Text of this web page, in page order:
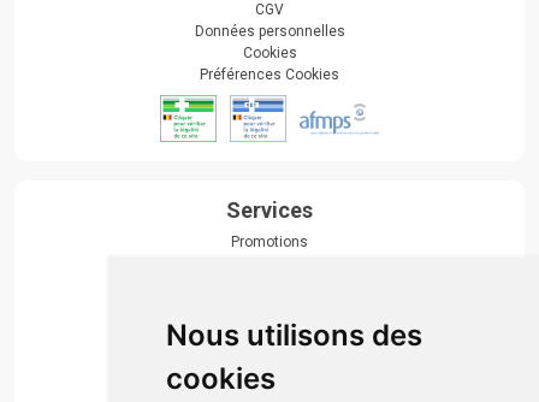
Nous utilisons des
cookies
CGV
Données personnelles
Cookies
Préférences Cookies
Services
Promotions
Actualités & conseils
Événements
Marques